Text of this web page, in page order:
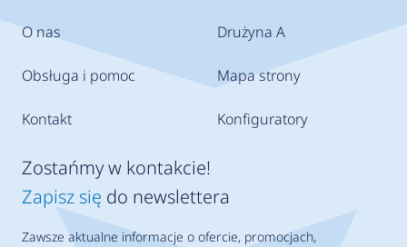
O nas
Obsługa i pomoc
Kontakt
Drużyna A
Mapa strony
Konfiguratory
Zostańmy w kontakcie!
Zapisz się do newslettera
Zawsze aktualne informacje o ofercie, promocjach,